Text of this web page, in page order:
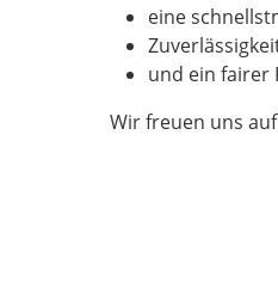
eine
und ein fairer
Wir freuen uns